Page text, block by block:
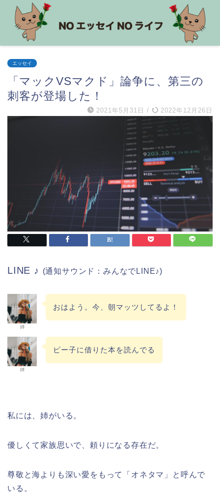
エッセイ
「マックVSマクド」論争に、第三の
刺客が登場した！
2021年5月31日 / 2022年12月26日
LINE ♪ (通知サウンド：みんなでLINE♪)
姉
おはよう。今、朝マッツしてるよ！
姉
ピー子に借りた本を読んでる
私には、姉がいる。
優しくて家族思いで、頼りになる存在だ。
尊敬と海よりも深い愛をもって「オネタマ」と呼んで
いる。